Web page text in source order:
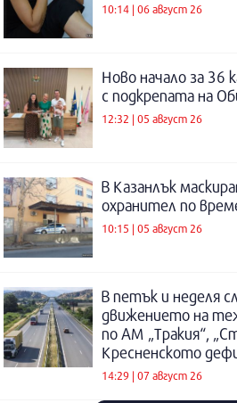
10:14 | 06 август 26
Ново начало за 36
с подкрепата на
12:32 | 05 август 26
В Казанлък
охранител по
10:15 | 05 август 26
В петък и неделя
движението на
по АМ „Тракия“,
Кресненското
14:29 | 07 август 26